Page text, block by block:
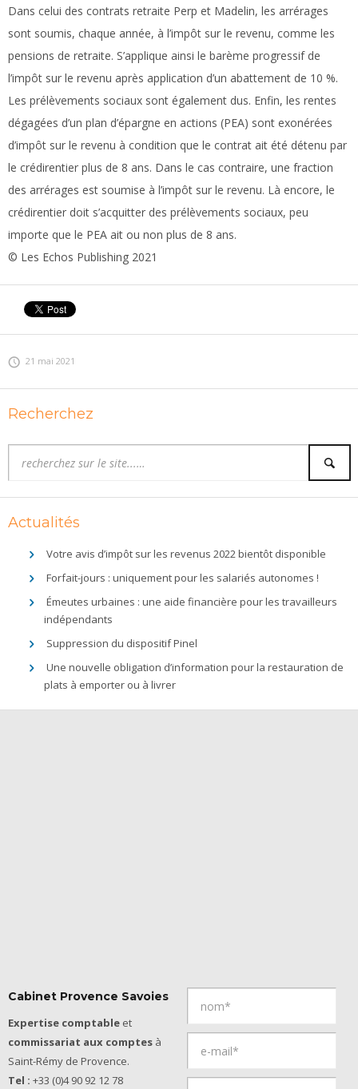
Dans celui des contrats retraite Perp et Madelin, les arrérages
sont soumis, chaque année, à l’impôt sur le revenu, comme les
pensions de retraite. S’applique ainsi le barème progressif de
l’impôt sur le revenu après application d’un abattement de 10 %.
Les prélèvements sociaux sont également dus. Enfin, les rentes
dégagées d’un plan d’épargne en actions (PEA) sont exonérées
d’impôt sur le revenu à condition que le contrat ait été détenu par
le crédirentier plus de 8 ans. Dans le cas contraire, une fraction
des arrérages est soumise à l’impôt sur le revenu. Là encore, le
crédirentier doit s’acquitter des prélèvements sociaux, peu
importe que le PEA ait ou non plus de 8 ans.
© Les Echos Publishing 2021
21 mai 2021
Recherchez
Actualités
Votre avis d’impôt sur les revenus 2022 bientôt disponible
Forfait-jours : uniquement pour les salariés autonomes !
Émeutes urbaines : une aide financière pour les travailleurs
indépendants
Suppression du dispositif Pinel
Une nouvelle obligation d’information pour la restauration de
plats à emporter ou à livrer
Cabinet Provence Savoies
Expertise comptable et
commissariat aux comptes à
Saint-Rémy de Provence.
Tel : +33 (0)4 90 92 12 78